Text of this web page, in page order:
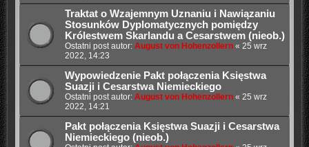
Traktat o Wzajemnym Uznaniu i Nawiązaniu
Stosunków Dyplomatycznych pomiędzy
Królestwem Skarlandu a Cesarstwem (nieob.)
Ostatni post autor: August von Hohenzollern« 25 wrz
2022, 14:23
Wypowiedzenie Pakt połączenia Księstwa
Suazji i Cesarstwa Niemieckiego
Ostatni post autor: August von Hohenzollern« 25 wrz
2022, 14:21
Pakt połączenia Księstwa Suazji i Cesarstwa
Niemieckiego (nieob.)